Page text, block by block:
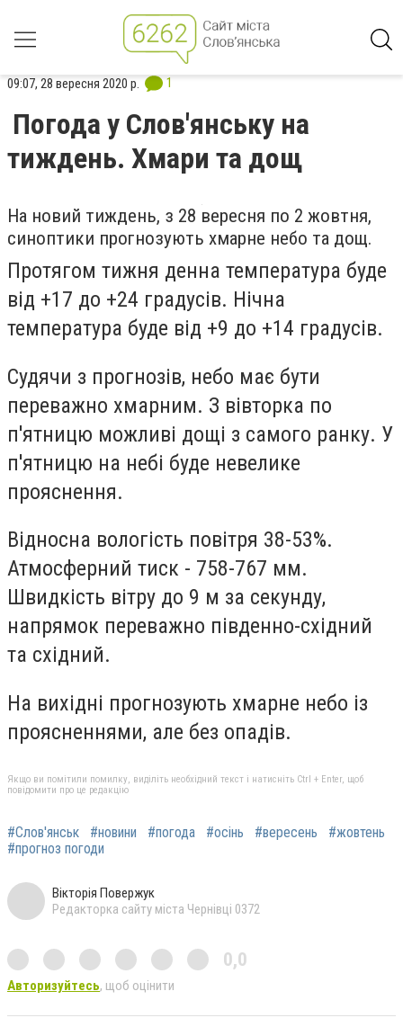
09:07, 28 вересня 2020 р. 1
Погода у Слов'янську на
тиждень. Хмари та дощ
На новий тиждень, з 28 вересня по 2 жовтня,
синоптики прогнозують хмарне небо та дощ.
Протягом тижня денна температура буде
від +17 до +24 градусів. Нічна
температура буде від +9 до +14 градусів.
Судячи з прогнозів, небо має бути
переважно хмарним. З вівторка по
п'ятницю можливі дощі з самого ранку. У
п'ятницю на небі буде невелике
прояснення.
Відносна вологість повітря 38-53%.
Атмосферний тиск - 758-767 мм.
Швидкість вітру до 9 м за секунду,
напрямок переважно південно-східний
та східний.
На вихідні прогнозують хмарне небо із
проясненнями, але без опадів.
Якщо ви помітили помилку, виділіть необхідний текст і натисніть Ctrl + Enter, щоб
повідомити про це редакцію
#Слов'янськ #новини #погода #осінь #вересень
#жовтень
#прогноз погоди
Вікторія Повержук
Редакторка сайту міста Чернівці 0372
0,0
Авторизуйтесь, щоб оцінити